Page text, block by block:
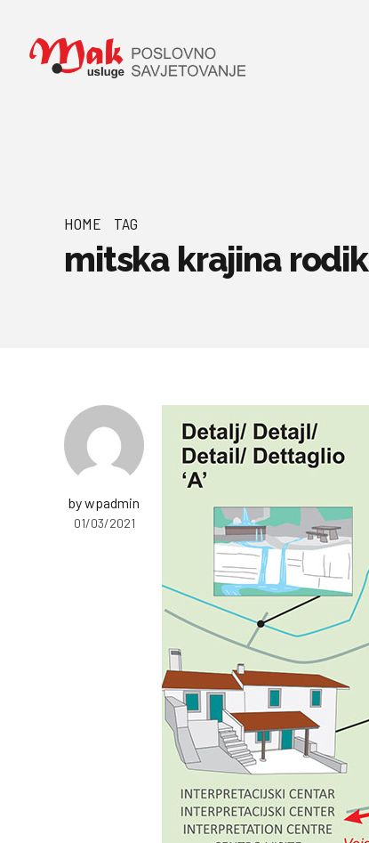
HOME TAG
mitska krajina rodik
by wpadmin
01/03/2021